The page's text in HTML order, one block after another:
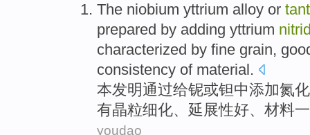
The niobium yttrium alloy or
prepared by adding yttrium
characterized by fine grain,
consistency of material .
本发明通过给铌或钽中添加氮化
有晶粒细化、 延展性好、 材料
youdao